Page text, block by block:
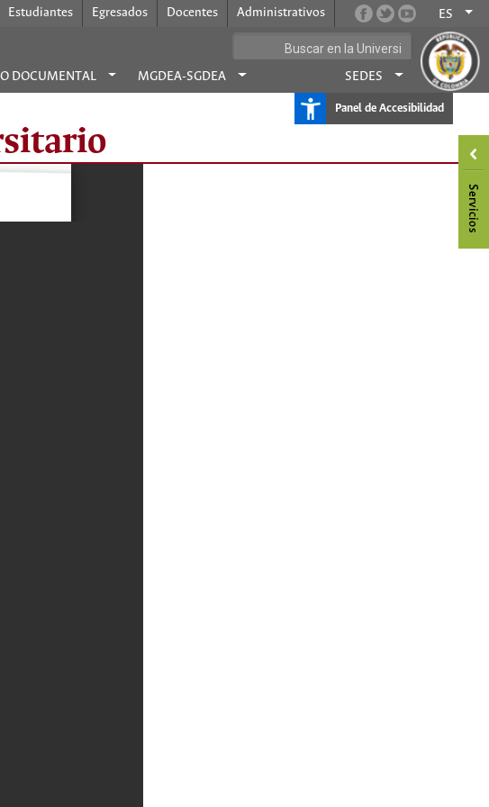
Estudiantes Egresados Docentes Administrativos ES
DOCUMENTAL MGDEA-SGDEA SEDES
Panel de Accesibilidad